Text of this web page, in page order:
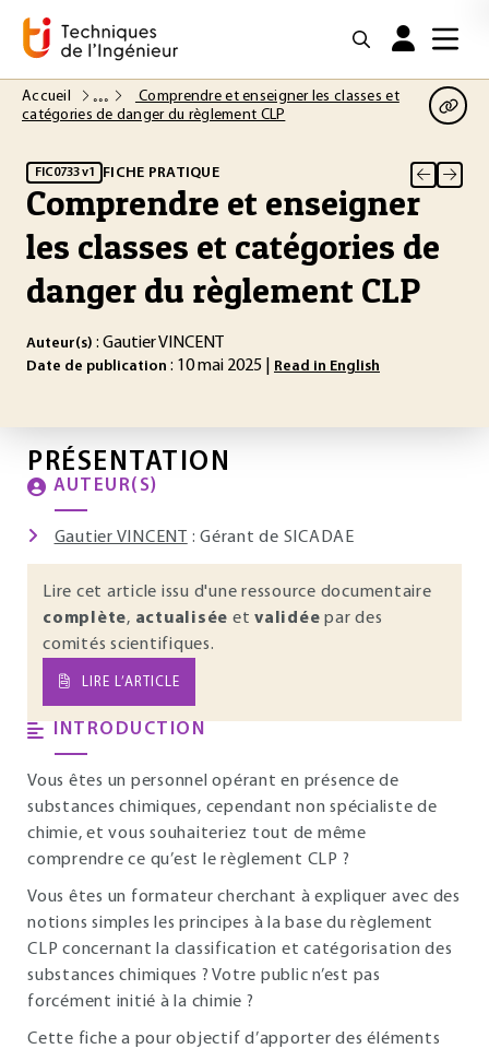
Accueil
Comprendre et enseigner les classes et
catégories de danger du règlement CLP
FIC0733 v1 FICHE PRATIQUE
Comprendre et enseigner
les classes et catégories de
danger du règlement CLP
Auteur(s) : Gautier VINCENT
Date de publication : 10 mai 2025 | Read in English
PRÉSENTATION
AUTEUR(S)
Gautier VINCENT : Gérant de SICADAE
Lire cet article issu d'une ressource documentaire
complète, actualisée et validée par des
comités scientifiques.
LIRE L’ARTICLE
INTRODUCTION
Vous êtes un personnel opérant en présence de
substances chimiques, cependant non spécialiste de
chimie, et vous souhaiteriez tout de même
comprendre ce qu’est le règlement CLP ?
Vous êtes un formateur cherchant à expliquer avec des
notions simples les principes à la base du règlement
CLP concernant la classification et catégorisation des
substances chimiques ? Votre public n’est pas
forcément initié à la chimie ?
Cette fiche a pour objectif d’apporter des éléments